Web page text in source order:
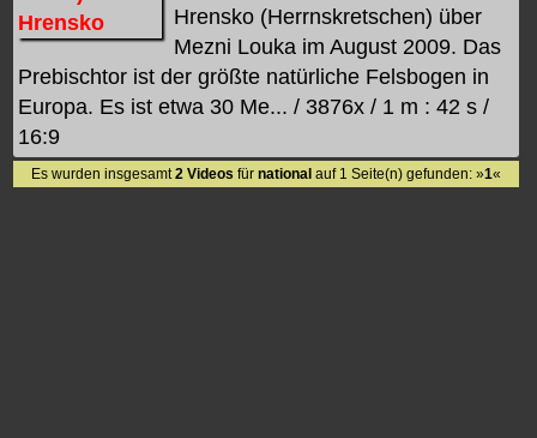
Hrensko (Herrnskretschen) über
Mezni Louka im August 2009. Das
Prebischtor ist der größte natürliche Felsbogen in
Europa. Es ist etwa 30 Me... / 3876x / 1 m : 42 s /
16:9
Es wurden insgesamt2 Videos für national auf 1 Seite(n) gefunden: »1«